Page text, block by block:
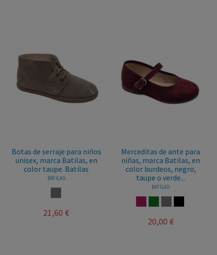
Botas de serraje para niños
unisex, marca Batilas, en
color taupe. Batilas
BATILAS
21,60 €
Merceditas de ante para
niñas, marca Batilas, en
color burdeos, negro,
taupe o verde...
BATILAS
20,00 €